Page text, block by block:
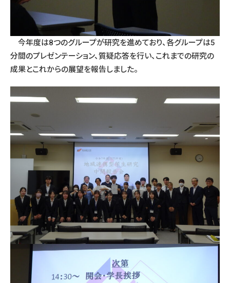
今年度は8つのグループが研究を進めており、各グループは5
分間のプレゼンテーション、質疑応答を行い、これまでの研究の
成果とこれからの展望を報告しました。